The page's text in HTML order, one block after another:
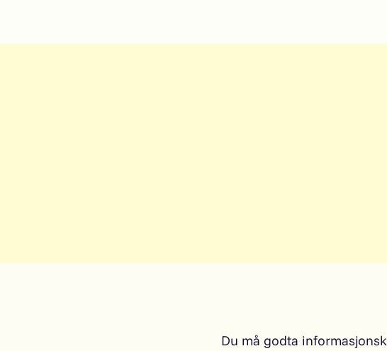
Du må godta